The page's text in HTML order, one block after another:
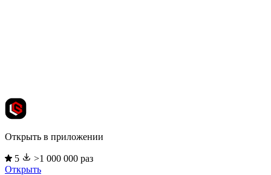
Открыть в приложении
5
>1 000 000 раз
Открыть